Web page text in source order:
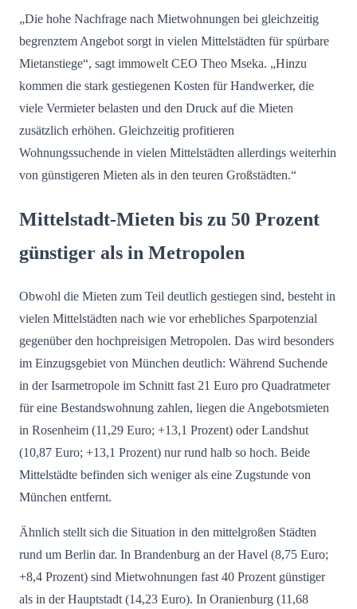
„Die hohe Nachfrage nach Mietwohnungen bei gleichzeitig
begrenztem Angebot sorgt in vielen Mittelstädten für spürbare
Mietanstiege“, sagt immowelt CEO Theo Mseka. „Hinzu
kommen die stark gestiegenen Kosten für Handwerker, die
viele Vermieter belasten und den Druck auf die Mieten
zusätzlich erhöhen. Gleichzeitig profitieren
Wohnungssuchende in vielen Mittelstädten allerdings weiterhin
von günstigeren Mieten als in den teuren Großstädten.“
Mittelstadt-Mieten bis zu 50 Prozent
günstiger als in Metropolen
Obwohl die Mieten zum Teil deutlich gestiegen sind, besteht in
vielen Mittelstädten nach wie vor erhebliches Sparpotenzial
gegenüber den hochpreisigen Metropolen. Das wird besonders
im Einzugsgebiet von München deutlich: Während Suchende
in der Isarmetropole im Schnitt fast 21 Euro pro Quadratmeter
für eine Bestandswohnung zahlen, liegen die Angebotsmieten
in Rosenheim (11,29 Euro; +13,1 Prozent) oder Landshut
(10,87 Euro; +13,1 Prozent) nur rund halb so hoch. Beide
Mittelstädte befinden sich weniger als eine Zugstunde von
München entfernt.
Ähnlich stellt sich die Situation in den mittelgroßen Städten
rund um Berlin dar. In Brandenburg an der Havel (8,75 Euro;
+8,4 Prozent) sind Mietwohnungen fast 40 Prozent günstiger
als in der Hauptstadt (14,23 Euro). In Oranienburg (11,68